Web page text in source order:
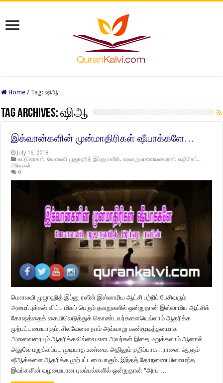
Home / Tag:ஷிஆ
Tag Archives:ஷிஆ
இக்வான்களின் முன்மாதிரிகள் ஷீயாக்களே…
July 16, 2018
கட்டுரைகள்,மௌலவி முஜாஹித் இப்னு ரஸீன்,வரலாறு ஏனையவைகள்,வழிகெட்ட
பிரிவுகள்
0
மௌலவி முஜாஹித் இப்னு ரஸீன் இஸ்லாமிய ஆட்சி பற்றிப் பேசிவரும்
அமைப்புக்கள் விட்ட மிகப் பெரும் தவறுகளில் ஒன்றுதான் இஸ்லாமிய ஆட்சிக்
கோஷத்தைக் கையிலெடுத்துக் கொண்டவர்களையெல்லாம் ஆதரிக்க
முற்பட்டமையாகும். சிலவேளை நாம் அவ்வாறு கண்மூடித்தனமாக
அனைவரையும் ஆதரிக்கவில்லை என அவர்கள் இதை மறுக்கலாம் ஆனால்
அதுவே மறுக்கப்பட முடியாத உண்மை. அதிலும் குறிப்பாக ஈரானை ஆளும்
ஷீஆக்களை ஆதரிக்க முற்பட்டமையாகும். இந்தத் தோறணையிலமைந்த
இவர்களின் வழமையான புலம்பல்களில் ஒன்றுதான் “அரபு …